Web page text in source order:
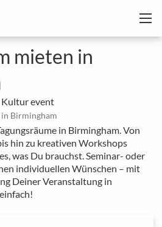
mieten in
Kultur event
in Birmingham
in Birmingham. Von
hin zu kreativen Workshops
was Du brauchst. Seminar- oder
individuellen Wünschen – mit
Deiner Veranstaltung in